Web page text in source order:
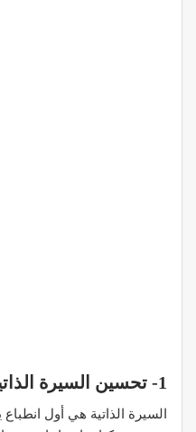
1- تحسين السيرة الذاتية
السيرة الذاتية هي أول